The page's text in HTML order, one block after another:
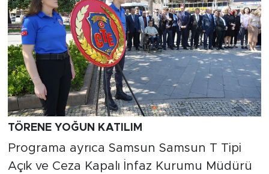
TÖRENE YOĞUN KATILIM
Programa ayrıca Samsun Samsun T Tipi
Açık ve Ceza Kapalı İnfaz Kurumu Müdürü